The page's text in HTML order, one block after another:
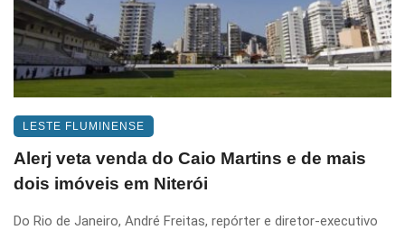
LESTE FLUMINENSE
Alerj veta venda do Caio Martins e de mais
dois imóveis em Niterói
Do Rio de Janeiro, André Freitas, repórter e diretor-executivo